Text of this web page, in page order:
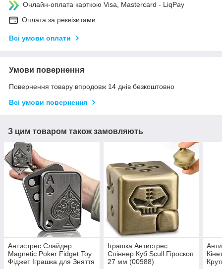
Онлайн-оплата карткою Visa, Mastercard - LiqPay
Оплата за реквізитами
Всі умови оплати
Умови повернення
Повернення товару впродовж 14 днів безкоштовно
Всі умови повернення
З цим товаром також замовляють
Антистрес Слайдер
Magnetic Poker Fidget Toy
Фіджет Іграшка для Зняття
Іграшка Антистрес
Спіннер Куб Scull Гіроскоп
27 мм (00988)